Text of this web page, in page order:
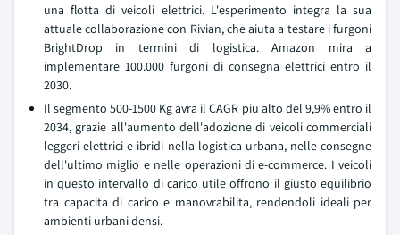
una flotta di veicoli elettrici. L'esperimento integra la sua
attuale collaborazione con Rivian, che aiuta a testare i furgoni
BrightDrop in termini di logistica. Amazon mira a
implementare 100.000 furgoni di consegna elettrici entro il
2030.
Il segmento 500-1500 Kg avra il CAGR piu alto del 9,9% entro il
2034, grazie all'aumento dell'adozione di veicoli commerciali
leggeri elettrici e ibridi nella logistica urbana, nelle consegne
dell'ultimo miglio e nelle operazioni di e-commerce. I veicoli
in questo intervallo di carico utile offrono il giusto equilibrio
tra capacita di carico e manovrabilita, rendendoli ideali per
ambienti urbani densi.